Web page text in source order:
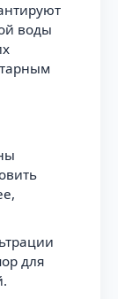
воды
для